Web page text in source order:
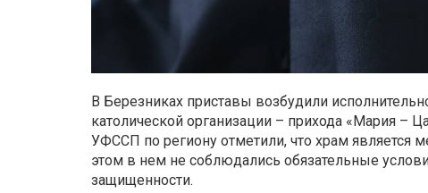
В Березниках приставы возбудили
католической организации – прихода «Мария –
УФССП по региону отметили, что храм является
этом в нем не соблюдались обязательные
защищенности.